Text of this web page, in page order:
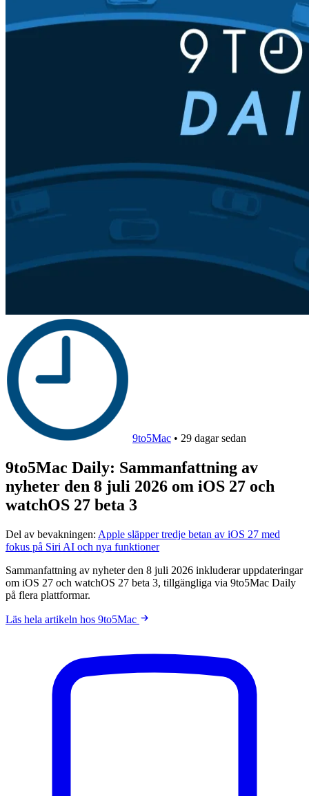
9to5Mac • 29 dagar sedan
9to5Mac Daily: Sammanfattning av
nyheter den 8 juli 2026 om iOS 27 och
watchOS 27 beta 3
Del av bevakningen: Apple släpper tredje betan av iOS 27 med
fokus på Siri AI och nya funktioner
Sammanfattning av nyheter den 8 juli 2026 inkluderar uppdateringar
om iOS 27 och watchOS 27 beta 3, tillgängliga via 9to5Mac Daily
på flera plattformar.
Läs hela artikeln hos 9to5Mac